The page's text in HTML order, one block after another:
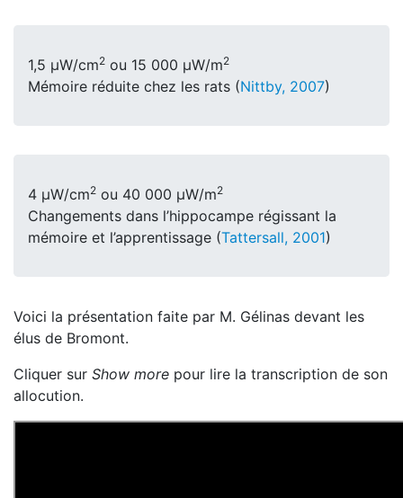
1,5 μW/cm2 ou 15 000 μW/m2
Mémoire réduite chez les rats (Nittby, 2007)
4 μW/cm2 ou 40 000 μW/m2
Changements dans l’hippocampe régissant la
mémoire et l’apprentissage (Tattersall, 2001)
Voici la présentation faite par M. Gélinas devant les
élus de Bromont.
Cliquer sur Show more pour lire la transcription de son
allocution.